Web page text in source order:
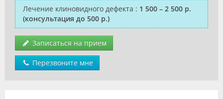
Лечение клиновидного дефекта : 1 500 – 2 500 р.
(консультация до 500 р.)
Записаться на прием
Перезвоните мне